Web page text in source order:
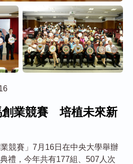
創業競賽 培植未來新
競賽」7月16日在中央大學舉辦
禮，今年共有177組、507人次